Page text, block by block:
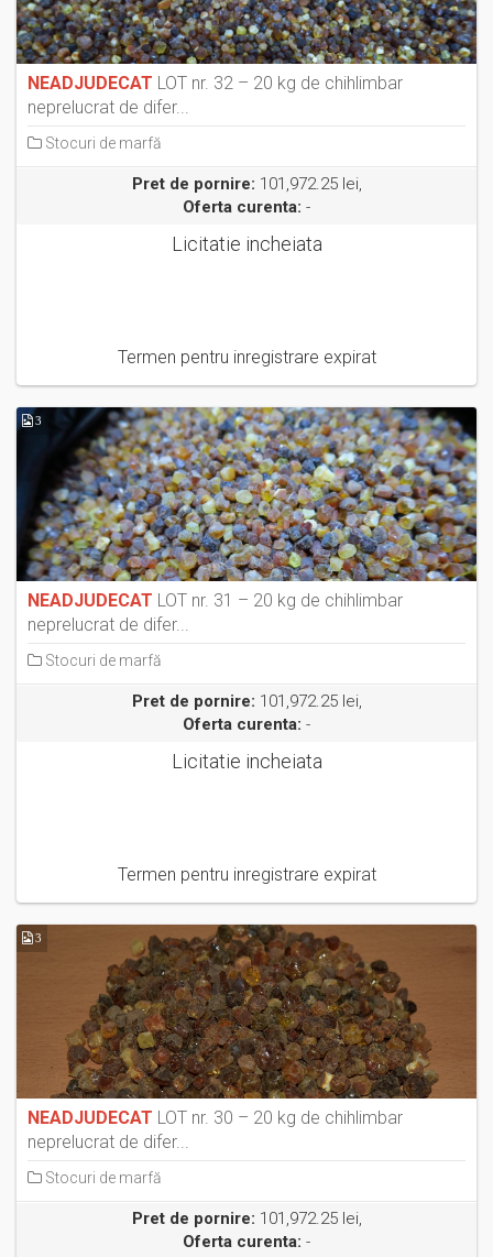
NEADJUDECAT LOT nr. 32 – 20 kg de chihlimbar
neprelucrat de difer...
Stocuri de marfă
Pret de pornire: 101,972.25 lei,
Oferta curenta: -
Licitatie incheiata
Termen pentru inregistrare expirat
3
NEADJUDECAT LOT nr. 31 – 20 kg de chihlimbar
neprelucrat de difer...
Stocuri de marfă
Pret de pornire: 101,972.25 lei,
Oferta curenta: -
Licitatie incheiata
Termen pentru inregistrare expirat
3
NEADJUDECAT LOT nr. 30 – 20 kg de chihlimbar
neprelucrat de difer...
Stocuri de marfă
Pret de pornire: 101,972.25 lei,
Oferta curenta: -